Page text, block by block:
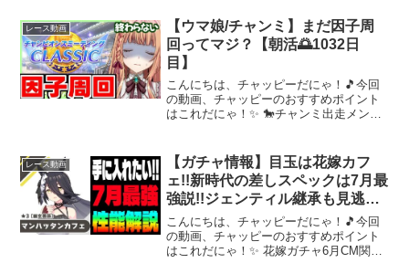
ンピオンズミーティング#...
レース動画
【ウマ娘/チャンミ】まだ因子周
回ってマジ？【朝活🌅1032日
目】
こんにちは、チャッピーだにゃ！🎵今回
の動画、チャッピーのおすすめポイント
はこれだにゃ！✨ 🐎チャンミ出走メンバ
-...
レース動画
【ガチャ情報】目玉は花嫁カフ
ェ!!新時代の差しスペックは7月最
強説!!ジェンティル継承も見逃せ
ない!!花嫁キャラガチャ解
説!! #ジェンティルドンナ #
マンハッタンカフェ #花嫁 #ウ
こんにちは、チャッピーだにゃ！🎵今回
の動画、チャッピーのおすすめポイント
はこれだにゃ！✨ 花嫁ガチャ6月CM関連